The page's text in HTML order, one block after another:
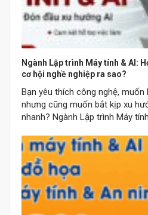
Ngành Lập trình Máy tính & AI:
cơ hội nghề nghiệp ra sao?
Bạn yêu thích công nghệ, muốn
nhưng cũng muốn bắt kịp xu
nhanh? Ngành Lập trình Máy
những bạn muốn học từ nền